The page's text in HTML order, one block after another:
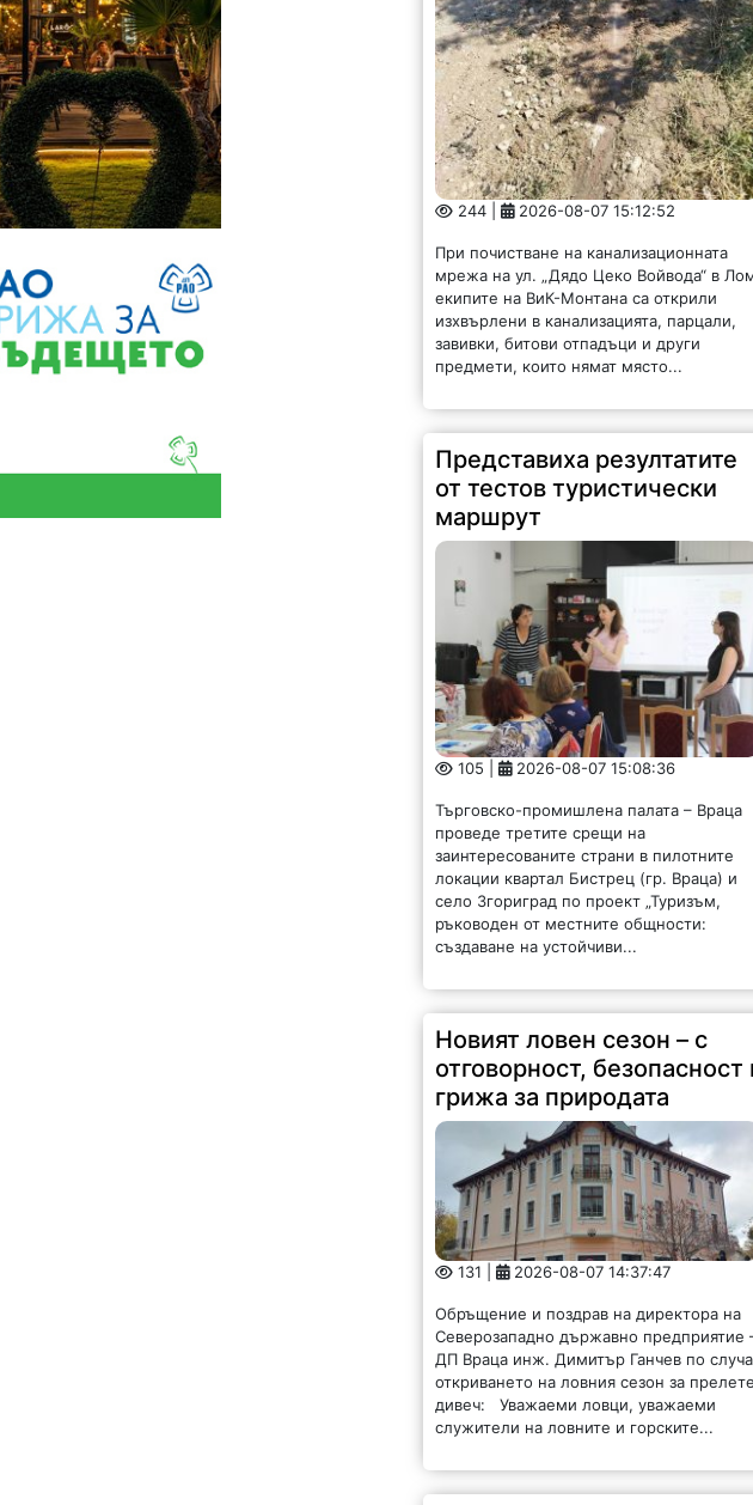
244 | 2026-08-07 15:12:52
При почистване на канализационната
мрежа на ул. „Дядо Цеко Войвода“ в
екипите на ВиК-Монтана са открили
изхвърлени в канализацията, парцали,
завивки, битови отпадъци и други
предмети, които нямат място...
Представиха резултатите
от тестов туристически
маршрут
105 | 2026-08-07 15:08:36
Търговско-промишлена палата – Враца
проведе третите срещи на
заинтересованите страни в пилотните
локации квартал Бистрец (гр. Враца) и
село Згориград по проект „Туризъм,
ръководен от местните общности:
създаване на устойчиви...
Новият ловен сезон – с
отговорност, безопасност
грижа за природата
131 | 2026-08-07 14:37:47
Обръщение и поздрав на директора на
Северозападно държавно предприятие
ДП Враца инж. Димитър Ганчев по
откриването на ловния сезон за
дивеч: Уважаеми ловци, уважаеми
служители на ловните и горските...